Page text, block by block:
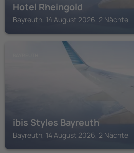
Hotel Rheingold
Bayreuth, 14 August 2026, 2 Nächte
ibis Styles Bayreuth
Bayreuth, 14 August 2026, 2 Nächte